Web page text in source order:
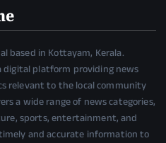
based in Kottayam, Kerala.
digital platform providing news
relevant to the local community
a wide range of news categories,
sports, entertainment, and
and accurate information to